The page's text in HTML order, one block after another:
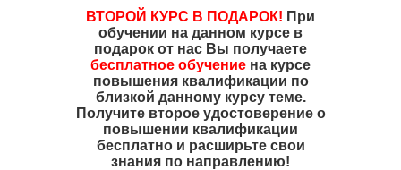
ВТОРОЙ КУРС В ПОДАРОК! При
обучении на данном курсе в
подарок от нас Вы получаете
бесплатное обучение на курсе
повышения квалификации по
близкой данному курсу теме.
Получите второе удостоверение о
повышении квалификации
бесплатно и расширьте свои
знания по направлению!